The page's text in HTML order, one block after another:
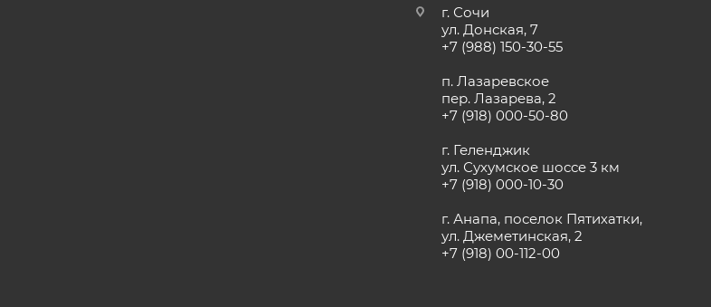
г. Сочи
ул. Донская, 7
+7 (988) 150-30-55
п. Лазаревское
пер. Лазарева, 2
+7 (918) 000-50-80
г. Геленджик
ул. Сухумское шоссе 3 км
+7 (918) 000-10-30
г. Анапа, поселок Пятихатки,
ул. Джеметинская, 2
+7 (918) 00-112-00